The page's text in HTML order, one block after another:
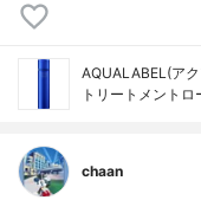
AQUALABEL(ア
トリートメント
chaan